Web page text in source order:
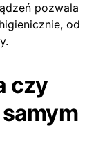
pozwala
od
czy